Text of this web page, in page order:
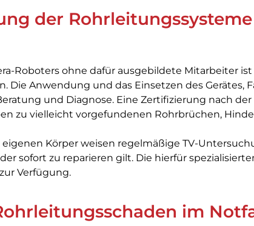
der
Roboters ohne dafür ausgebildete Mitarbeiter
Die Anwendung und das Einsetzen des
und Diagnose. Eine Zertifizierung nach
zu vielleicht vorgefundenen Rohrbrüchen,
Körper weisen regelmäßige TV-
sofort zu reparieren gilt. Die hierfür
Verfügung.
im